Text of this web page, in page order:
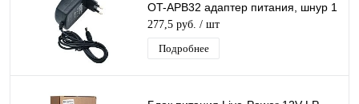
OT-APB32 адаптер питания, шнур 1
м, штекер 5,5*2,5 мм
277,5 руб. / шт
Подробнее